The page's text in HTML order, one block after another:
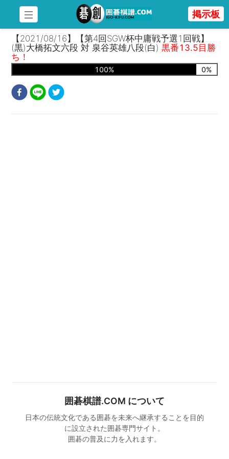
掲示板
【2021/08/16】【第4回SGW杯中庸戦予選1回戦】
(黒)大橋拓文六段 対 泉谷英雄八段(白)黒番13.5目勝
ち！
100% 0%
囲碁棋譜.COM について
日本の伝統文化である囲碁を未来へ継承することを目的
に設立された囲碁専門サイト。
囲碁の普及に力を入れます。